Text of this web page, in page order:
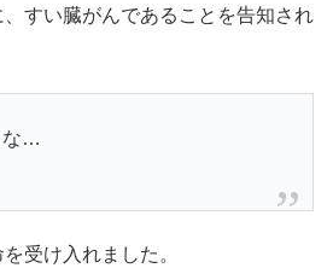
すい臓がんであることを告知され
な…
受け入れました。